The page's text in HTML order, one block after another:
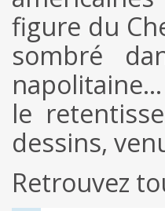
figure du
sombré
napolitaine…
le
dessins,
Retrouvez